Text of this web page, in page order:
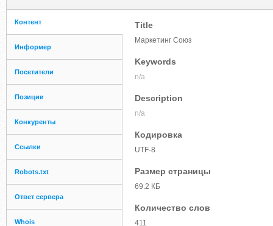
Контент
Информер
Посетители
Позиции
Конкуренты
Ссылки
Robots.txt
Ответ сервера
Whois
Title
Маркетинг Союз
Keywords
n/a
Description
n/a
Кодировка
UTF-8
Размер страницы
69.2 КБ
Количество слов
411